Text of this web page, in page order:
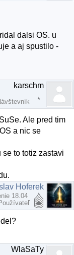
dalsi OS. u
a aj spustilo -
karschm
Ale pred tim
a nic se
to totiz zastavi
Hoferek
18.04
WlaSaTy